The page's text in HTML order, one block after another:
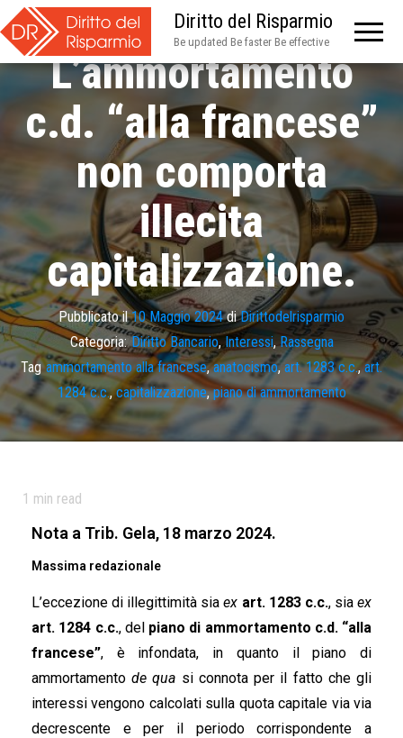
Diritto del Risparmio
Be updated Be faster Be effective
L’ammortamento
c.d. “alla francese”
non comporta
illecita
capitalizzazione.
Pubblicato il10 Maggio 2024diDirittodelrisparmio
Categoria: Diritto Bancario,Interessi, Rassegna
Tag ammortamento alla francese,anatocismo,art. 1283 c.c.,art.
1284 c.c.,capitalizzazione,piano di ammortamento
1 min read
Nota a Trib. Gela, 18 marzo 2024.
Massima redazionale
L’eccezione di illegittimità siaex art. 1283 c.c., siaex
art. 1284 c.c., del piano di ammortamento c.d. “alla
francese”, è infondata, in quanto il piano di
ammortamentode qua si connota per il fatto che gli
interessi vengono calcolati sulla quota capitale via via
decrescente e per il periodo corrispondente a